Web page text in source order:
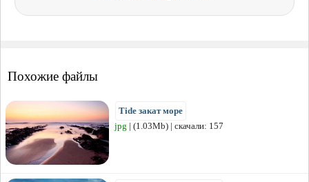
Похожие файлы
Tide закат море
jpg | (1.03Mb) | скачали: 157